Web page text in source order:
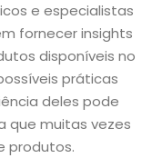
e especialistas
fornecer insights
disponíveis no
práticas
deles pode
que muitas vezes
produtos.